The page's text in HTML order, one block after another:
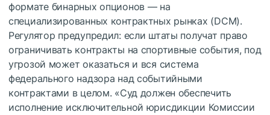
формате бинарных опционов — на
специализированных контрактных рынках (DCM).
Регулятор предупредил: если штаты получат право
ограничивать контракты на спортивные события, под
угрозой может оказаться и вся система
федерального надзора над событийными
контрактами в целом. «Суд должен обеспечить
исполнение исключительной юрисдикции Комиссии